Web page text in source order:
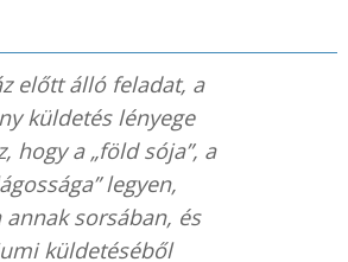
előtt álló feladat, a
küldetés lényege
hogy a „föld sója”, a
legyen,
annak sorsában, és
küldetéséből